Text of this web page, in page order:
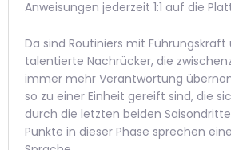
Anweisungen jederzeit 1:1 auf die
Da sind Routiniers mit Führungskraft
talentierte Nachrücker, die
immer mehr Verantwortung
so zu einer Einheit gereift sind, die
durch die letzten beiden
Punkte in dieser Phase sprechen